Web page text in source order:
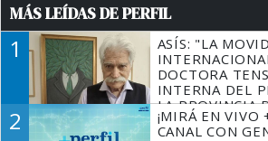
MÁS LEÍDAS DE PERFIL
1
ASÍS: "LA
DOCTORA
INTERNA DEL
LA PROVINCIA
2
¡MIRÁ EN VIVO
CANAL CON